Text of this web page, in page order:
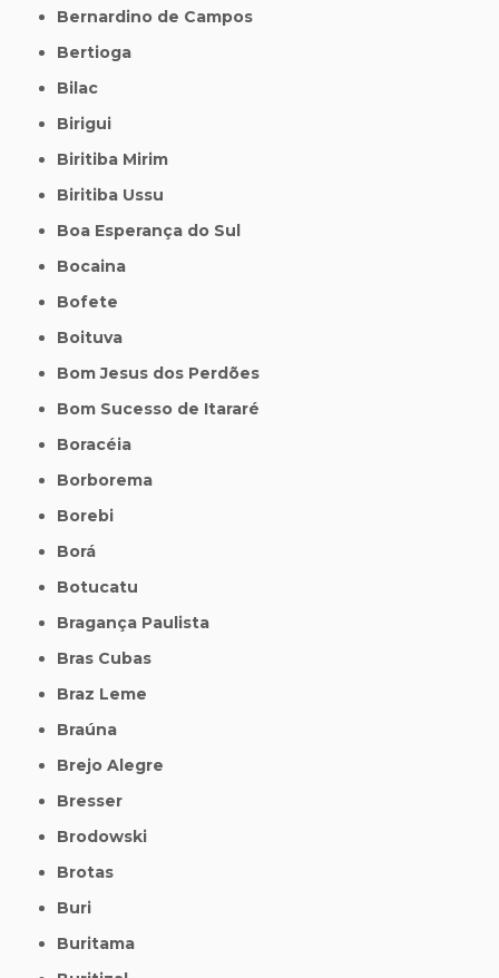
Bernardino de Campos
Bertioga
Bilac
Birigui
Biritiba Mirim
Biritiba Ussu
Boa Esperança do Sul
Bocaina
Bofete
Boituva
Bom Jesus dos Perdões
Bom Sucesso de Itararé
Boracéia
Borborema
Borebi
Borá
Botucatu
Bragança Paulista
Bras Cubas
Braz Leme
Braúna
Brejo Alegre
Bresser
Brodowski
Brotas
Buri
Buritama